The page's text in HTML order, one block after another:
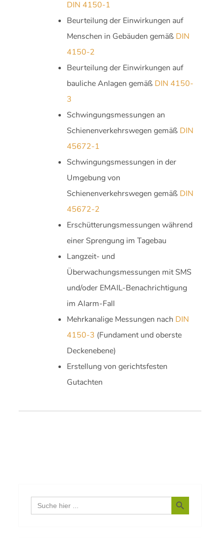
DIN 4150-1
Beurteilung der Einwirkungen auf
Menschen in Gebäuden gemäß DIN
4150-2
Beurteilung der Einwirkungen auf
bauliche Anlagen gemäß DIN 4150-
3
Schwingungsmessungen an
Schienenverkehrswegen gemäß DIN
45672-1
Schwingungsmessungen in der
Umgebung von
Schienenverkehrswegen gemäß DIN
45672-2
Erschütterungsmessungen während
einer Sprengung im Tagebau
Langzeit- und
Überwachungsmessungen mit SMS
und/oder EMAIL-Benachrichtigung
im Alarm-Fall
Mehrkanalige Messungen nach DIN
4150-3 (Fundament und oberste
Deckenebene)
Erstellung von gerichtsfesten
Gutachten
Search
for:
Search Button